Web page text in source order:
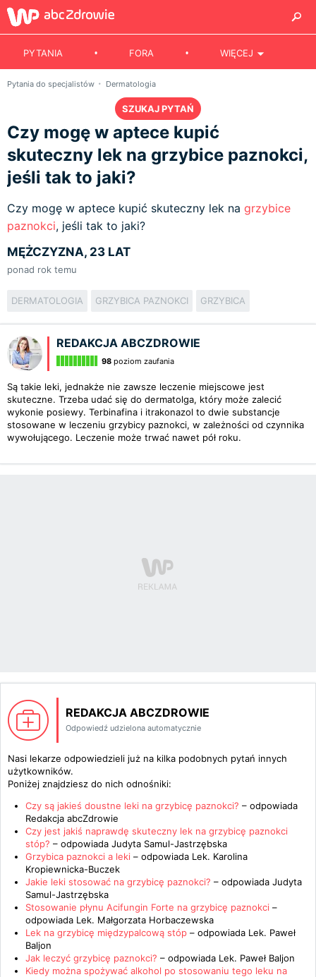
PYTANIA FORA WIĘCEJ
Pytania do specjalistów Dermatologia
SZUKAJ PYTAŃ
Czy mogę w aptece kupić
skuteczny lek na grzybice paznokci,
jeśli tak to jaki?
Czy mogę w aptece kupić skuteczny lek na grzybice
paznokci, jeśli tak to jaki?
MĘŻCZYZNA, 23 LAT
ponad rok temu
DERMATOLOGIA GRZYBICA PAZNOKCI GRZYBICA
REDAKCJA ABCZDROWIE
98 poziom zaufania
Są takie leki, jednakże nie zawsze leczenie miejscowe jest
skuteczne. Trzeba udać się do dermatolga, który może zalecić
wykonie posiewy. Terbinafina i itrakonazol to dwie substancje
stosowane w leczeniu grzybicy paznokci, w zależności od czynnika
wywołującego. Leczenie może trwać nawet pół roku.
REDAKCJA ABCZDROWIE
Odpowiedź udzielona automatycznie
Nasi lekarze odpowiedzieli już na kilka podobnych pytań innych
użytkowników.
Poniżej znajdziesz do nich odnośniki:
Czy są jakieś doustne leki na grzybicę paznokci? – odpowiada
Redakcja abcZdrowie
Czy jest jakiś naprawdę skuteczny lek na grzybicę paznokci
stóp? – odpowiada Judyta Samul-Jastrzębska
Grzybica paznokci a leki – odpowiada Lek. Karolina
Kropiewnicka-Buczek
Jakie leki stosować na grzybicę paznokci? – odpowiada Judyta
Samul-Jastrzębska
Stosowanie płynu Acifungin Forte na grzybicę paznokci –
odpowiada Lek. Małgorzata Horbaczewska
Lek na grzybicę międzypalcową stóp – odpowiada Lek. Paweł
Baljon
Jak leczyć grzybicę paznokci? – odpowiada Lek. Paweł Baljon
Kiedy można spożywać alkohol po stosowaniu tego leku na